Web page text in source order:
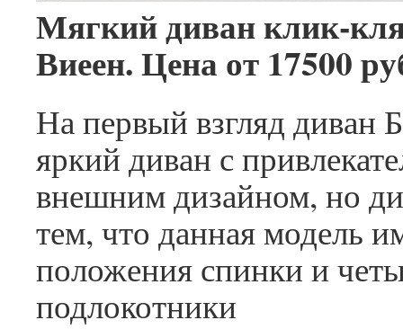
Мягкий диван клик-
Виеен. Цена от 17500
На первый взгляд диван
яркий диван с
внешним дизайном, но
тем, что данная модель
положения спинки и
подлокотники